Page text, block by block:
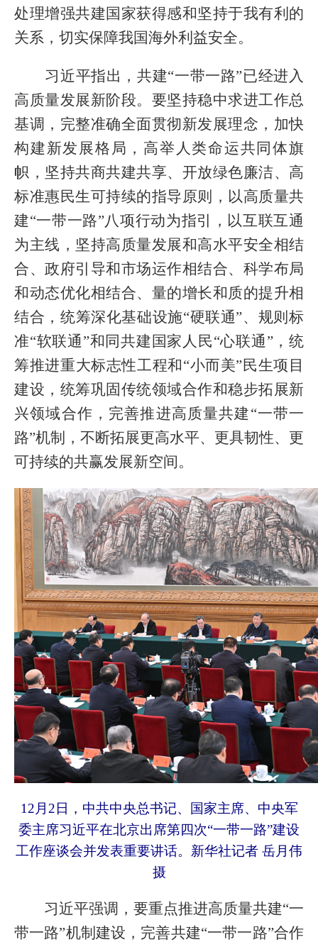
处理增强共建国家获得感和坚持于我有利的
关系，切实保障我国海外利益安全。
习近平指出，共建“一带一路”已经进入
高质量发展新阶段。要坚持稳中求进工作总
基调，完整准确全面贯彻新发展理念，加快
构建新发展格局，高举人类命运共同体旗
帜，坚持共商共建共享、开放绿色廉洁、高
标准惠民生可持续的指导原则，以高质量共
建“一带一路”八项行动为指引，以互联互通
为主线，坚持高质量发展和高水平安全相结
合、政府引导和市场运作相结合、科学布局
和动态优化相结合、量的增长和质的提升相
结合，统筹深化基础设施“硬联通”、规则标
准“软联通”和同共建国家人民“心联通”，统
筹推进重大标志性工程和“小而美”民生项目
建设，统筹巩固传统领域合作和稳步拓展新
兴领域合作，完善推进高质量共建“一带一
路”机制，不断拓展更高水平、更具韧性、更
可持续的共赢发展新空间。
12月2日，中共中央总书记、国家主席、中央军
委主席习近平在北京出席第四次“一带一路”建设
工作座谈会并发表重要讲话。新华社记者 岳月伟
摄
习近平强调，要重点推进高质量共建“一
带一路”机制建设，完善共建“一带一路”合作